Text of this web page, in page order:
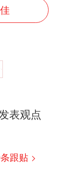
表观点
条跟贴